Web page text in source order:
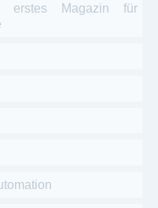
erstes Magazin für